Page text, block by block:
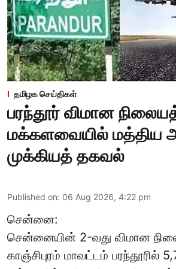
தமிழக செய்திகள்
பரந்தூர் விமான
மக்களவையில் மத்திய
முக்கியத் தகவல்
Published on: 06 Aug 2026, 4:22 pm
சென்னை:
சென்னையின் 2-வது விமான
காஞ்சிபுரம் மாவட்டம் பரந்தூரில்